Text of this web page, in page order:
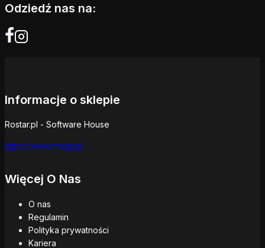
Odziedź nas na:
Informacje o sklepie
Rostar.pl - Software House
https://www.rostar.pl
Więcej O Nas
O nas
Regulamin
Polityka prywatności
Kariera